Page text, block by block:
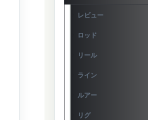
レビュー
ロッド
リール
ライン
ルアー
リグ